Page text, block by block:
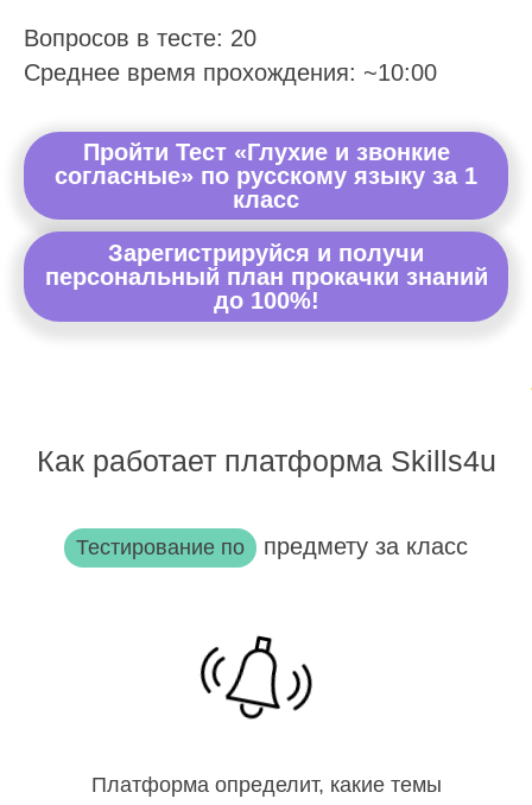
Вопросов в тесте: 20
Среднее время прохождения: ~10:00
Пройти Тест «Глухие и звонкие
согласные» по русскому языку за 1
класс
Зарегистрируйся и получи
персональный план прокачки знаний
до 100%!
Как работает платформа Skills4u
Тестирование по предмету за класс
Платформа определит, какие темы